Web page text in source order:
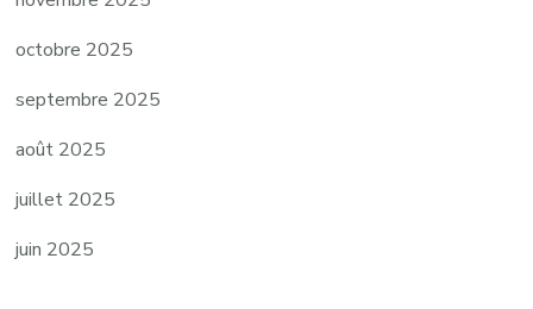
octobre 2025
septembre 2025
août 2025
juillet 2025
juin 2025